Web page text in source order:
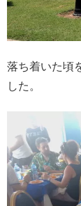
落ち着いた頃
した。